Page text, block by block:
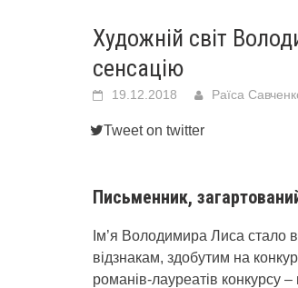
Художній світ
сенсацію
19.12.2018 Раїса
Tweet on twitter
Письменник,
Ім’я Володимира Лиса стало
відзнакам, здобутим на
романів-лауреатів конкурсу